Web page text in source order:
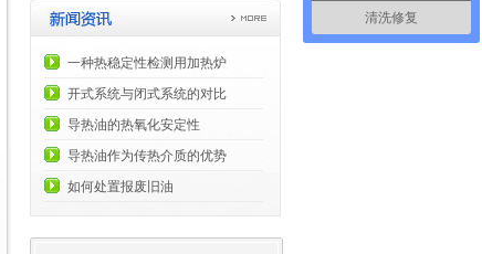
一种热稳定性检测用加热炉
开式系统与闭式系统的对比
导热油的热氧化安定性
导热油作为传热介质的优势
如何处置报废旧油
清洗修复